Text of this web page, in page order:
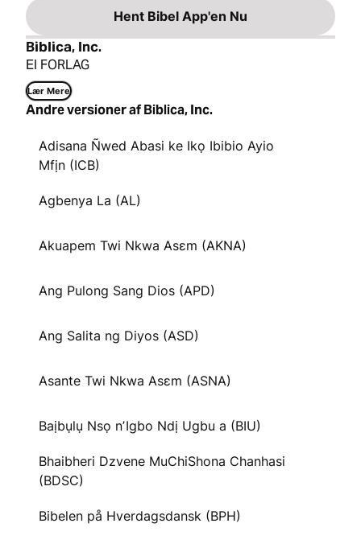
Hent Bibel App'en Nu
Biblica, Inc.
EI FORLAG
Lær Mere
Andre versioner af Biblica, Inc.
Adisana Ñwed Abasi ke Ikọ Ibibio Ayio
Mfịn (ICB)
Agbenya La (AL)
Akuapem Twi Nkwa Asɛm (AKNA)
Ang Pulong Sang Dios (APD)
Ang Salita ng Diyos (ASD)
Asante Twi Nkwa Asɛm (ASNA)
Baịbụlụ Nsọ nʼIgbo Ndị Ugbu a (BIU)
Bhaibheri Dzvene MuChiShona Chanhasi
(BDSC)
Bibelen på Hverdagsdansk (BPH)